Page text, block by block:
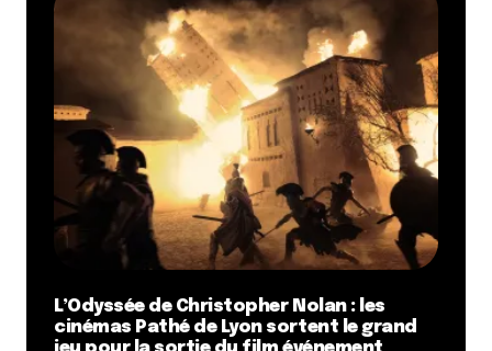
L’Odyssée de Christopher Nolan : les
cinémas Pathé de Lyon sortent le grand